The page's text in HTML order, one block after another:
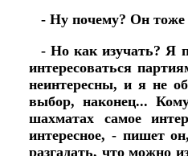
- Ну почему? Он тоже
- Но как изучать? Я
интересоваться
неинтересны, и я не
выбор, наконец...
шахматах самое
интересное, - пишет
разгадать, что можно